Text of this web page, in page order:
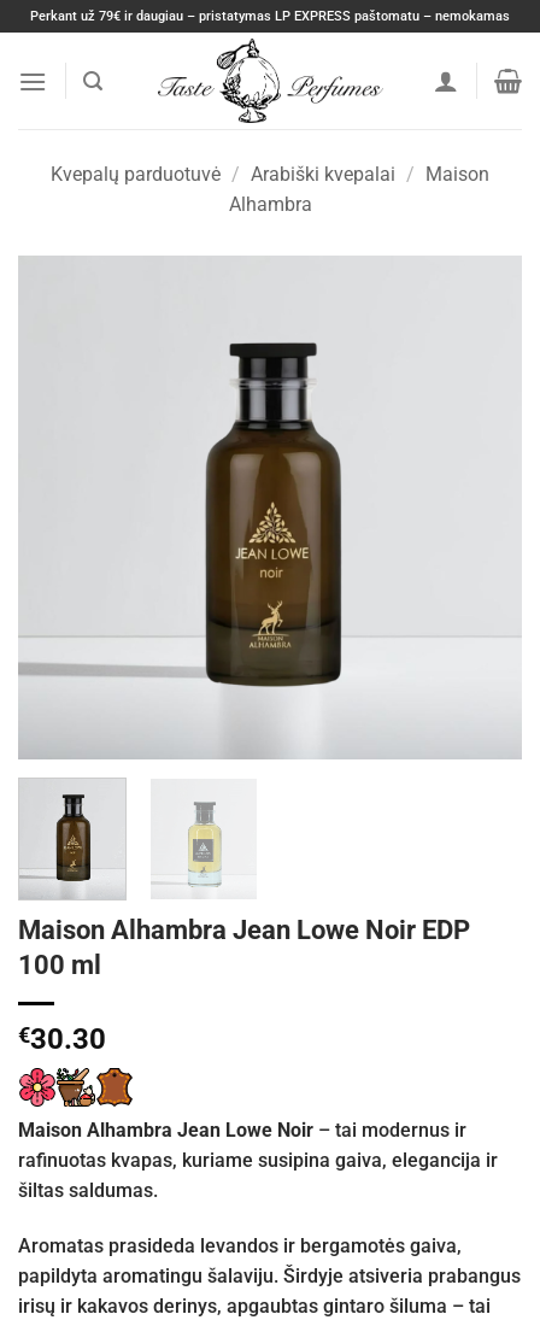
Skip
content
Perkant už 79€ ir daugiau – pristatymas LP EXPRESS paštomatu – nemokamas
Kvepalų parduotuvė / Arabiški kvepalai / Maison
Alhambra
Maison Alhambra Jean Lowe Noir EDP
100 ml
€30.30
Maison Alhambra Jean Lowe Noir – tai modernus ir
rafinuotas kvapas, kuriame susipina gaiva, elegancija ir
šiltas saldumas.
Aromatas prasideda levandos ir bergamotės gaiva,
papildyta aromatingu šalaviju. Širdyje atsiveria prabangus
irisų ir kakavos derinys, apgaubtas gintaro šiluma – tai